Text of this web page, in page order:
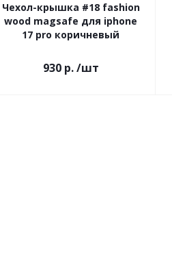
Чехол-крышка #18 fashion
wood magsafe для iphone
17 pro коричневый
930 р. /шт